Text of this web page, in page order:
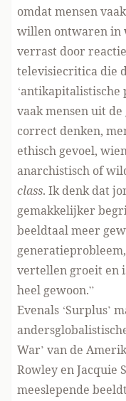
omdat mensen
willen ontwaren in
verrast door
televisiecritica die
‘antikapitalistische
vaak mensen uit
correct denken,
ethisch gevoel,
anarchistisch of
class. Ik denk dat
gemakkelijker
beeldtaal meer
vertellen groeit en
heel gewoon.”
Evenals ‘Surplus’
War’ van de
Rowley en Jacquie
meeslepende